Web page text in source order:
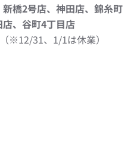
橋2号店、神田店、錦糸町
、谷町4丁目店
※12/31、1/1は休業）